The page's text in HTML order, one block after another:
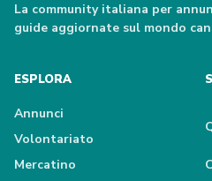
La community italiana per
guide aggiornate sul mondo
ESPLORA
Annunci
Volontariato
Mercatino